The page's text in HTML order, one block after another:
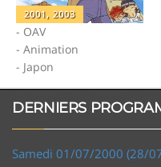
2001, 2003
- OAV
- Animation
- Japon
DERNIERS
Samedi 01/07/2000 (28/